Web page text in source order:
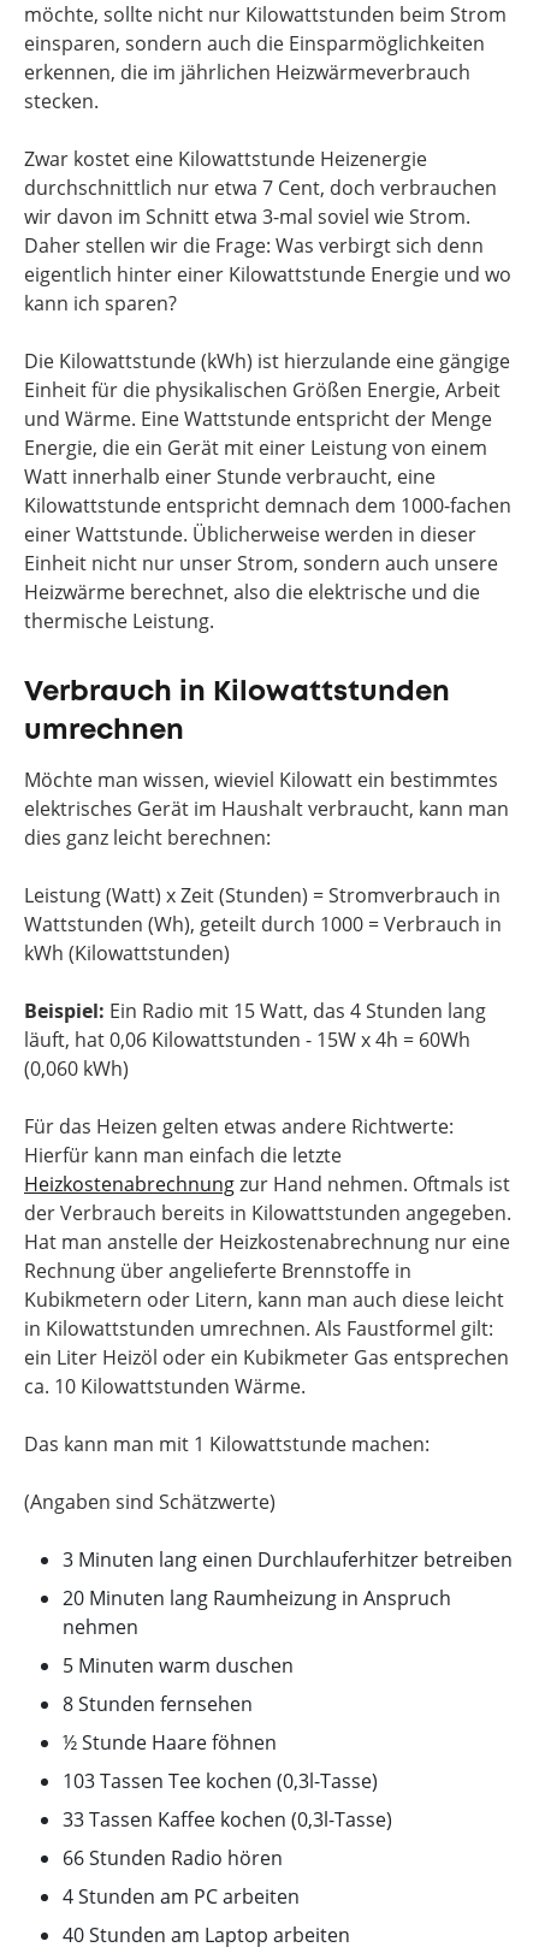
möchte, sollte nicht nur Kilowattstunden beim Strom
einsparen, sondern auch die Einsparmöglichkeiten
erkennen, die im jährlichen Heizwärmeverbrauch
stecken.
Zwar kostet eine Kilowattstunde Heizenergie
durchschnittlich nur etwa 7 Cent, doch verbrauchen
wir davon im Schnitt etwa 3-mal soviel wie Strom.
Daher stellen wir die Frage: Was verbirgt sich denn
eigentlich hinter einer Kilowattstunde Energie und wo
kann ich sparen?
Die Kilowattstunde (kWh) ist hierzulande eine gängige
Einheit für die physikalischen Größen Energie, Arbeit
und Wärme. Eine Wattstunde entspricht der Menge
Energie, die ein Gerät mit einer Leistung von einem
Watt innerhalb einer Stunde verbraucht, eine
Kilowattstunde entspricht demnach dem 1000-fachen
einer Wattstunde. Üblicherweise werden in dieser
Einheit nicht nur unser Strom, sondern auch unsere
Heizwärme berechnet, also die elektrische und die
thermische Leistung.
Verbrauch in Kilowattstunden
umrechnen
Möchte man wissen, wieviel Kilowatt ein bestimmtes
elektrisches Gerät im Haushalt verbraucht, kann man
dies ganz leicht berechnen:
Leistung (Watt) x Zeit (Stunden) = Stromverbrauch in
Wattstunden (Wh), geteilt durch 1000 = Verbrauch in
kWh (Kilowattstunden)
Beispiel: Ein Radio mit 15 Watt, das 4 Stunden lang
läuft, hat 0,06 Kilowattstunden - 15W x 4h = 60Wh
(0,060 kWh)
Für das Heizen gelten etwas andere Richtwerte:
Hierfür kann man einfach die letzte
Heizkostenabrechnungzur Hand nehmen. Oftmals ist
der Verbrauch bereits in Kilowattstunden angegeben.
Hat man anstelle der Heizkostenabrechnung nur eine
Rechnung über angelieferte Brennstoffe in
Kubikmetern oder Litern, kann man auch diese leicht
in Kilowattstunden umrechnen. Als Faustformel gilt:
ein Liter Heizöl oder ein Kubikmeter Gas entsprechen
ca. 10 Kilowattstunden Wärme.
Das kann man mit 1 Kilowattstunde machen:
(Angaben sind Schätzwerte)
3 Minuten lang einen Durchlauferhitzer betreiben
20 Minuten lang Raumheizung in Anspruch
nehmen
5 Minuten warm duschen
8 Stunden fernsehen
½ Stunde Haare föhnen
103 Tassen Tee kochen (0,3l-Tasse)
33 Tassen Kaffee kochen (0,3l-Tasse)
66 Stunden Radio hören
4 Stunden am PC arbeiten
40 Stunden am Laptop arbeiten